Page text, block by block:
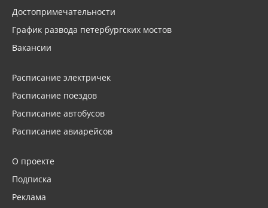
Достопримечательности
График развода петербургских мостов
Вакансии
Расписание электричек
Расписание поездов
Расписание автобусов
Расписание авиарейсов
О проекте
Подписка
Реклама